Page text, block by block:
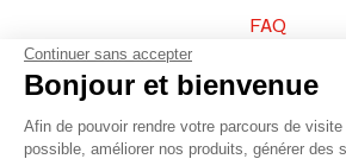
FAQ
Vendez vos produits
Plan du site
Continuer sans accepter
Bonjour et bienvenue
Afin de pouvoir rendre votre parcours de
possible, améliorer nos produits, générer des